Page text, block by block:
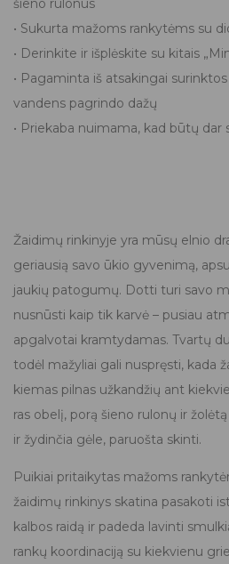
• Sukurta mažoms rankytėms su
• Derinkite ir išplėskite su kitais
• Pagaminta iš atsakingai
vandens pagrindo dažų
• Priekaba nuimama, kad būtų dar
Žaidimų rinkinyje yra mūsų elnio
geriausią savo ūkio gyvenimą,
jaukių patogumų. Dotti turi savo
nusnūsti kaip tik karvė – pusiau
apgalvotai kramtydamas. Tvartų
todėl mažyliai gali nuspręsti, kada
kiemas pilnas užkandžių ant
ras obelį, porą šieno rulonų ir
ir žydinčia gėle, paruošta skinti.
Puikiai pritaikytas mažoms
žaidimų rinkinys skatina pasakoti
kalbos raidą ir padeda lavinti
rankų koordinaciją su kiekvienu